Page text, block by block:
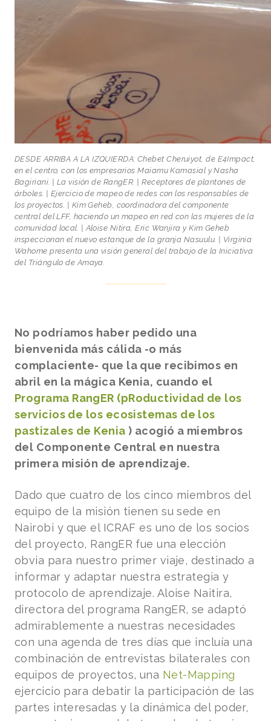
DESDE ARRIBA A LA IZQUIERDA: Chebet Cheruiyot, de E4Impact,
en el centro, con los empresarios Maiamu Kamasial y Nasha
Bagiriani. | La visión de RangER. | Receptores de plantones de
árboles. | Ejercicio de mapeo de redes con los responsables de
los proyectos. | Kim Geheb, coordinadora del componente
central del LFF, haciendo un mapeo en red con las mujeres de la
comunidad local. | Aloise Nitira, Eric Wanjira y Kim Geheb
inspeccionan el nuevo estanque de la granja Nasuulu. | Virginia
Wahome presenta una visión general del trabajo de la Iniciativa
del Triángulo de Amaya.
No podríamos haber pedido una
bienvenida más cálida -o más
complaciente- que la que recibimos en
abril en la mágica Kenia, cuando el
Programa RangER (pRoductividad de los
servicios de los ecosistemas de los
pastizales de Kenia ) acogió a miembros
del Componente Central en nuestra
primera misión de aprendizaje.
Dado que cuatro de los cinco miembros del
equipo de la misión tienen su sede en
Nairobi y que el ICRAF es uno de los socios
del proyecto, RangER fue una elección
obvia para nuestro primer viaje, destinado a
informar y adaptar nuestra estrategia y
protocolo de aprendizaje. Aloise Naitira,
directora del programa RangER, se adaptó
admirablemente a nuestras necesidades
con una agenda de tres días que incluía una
combinación de entrevistas bilaterales con
equipos de proyectos, una Net-Mapping
ejercicio para debatir la participación de las
partes interesadas y la dinámica del poder,